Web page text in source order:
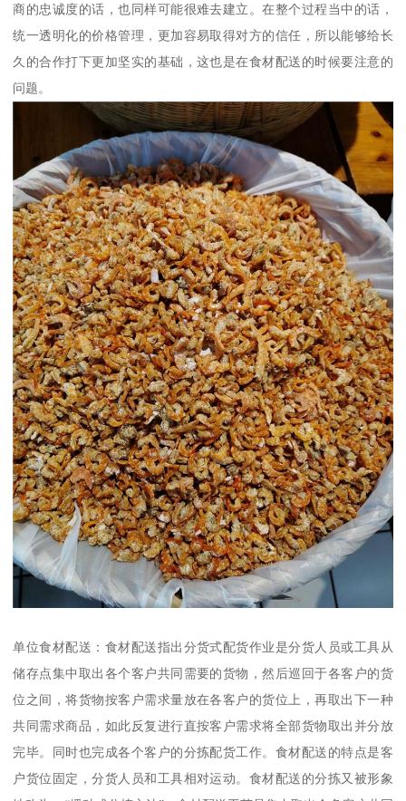
商的忠诚度的话，也同样可能很难去建立。在整个过程当中的话，
统一透明化的价格管理，更加容易取得对方的信任，所以能够给长
久的合作打下更加坚实的基础，这也是在食材配送的时候要注意的
问题。
单位食材配送：食材配送指出分货式配货作业是分货人员或工具从
储存点集中取出各个客户共同需要的货物，然后巡回于各客户的货
位之间，将货物按客户需求量放在各客户的货位上，再取出下一种
共同需求商品，如此反复进行直按客户需求将全部货物取出并分放
完毕。同时也完成各个客户的分拣配货工作。食材配送的特点是客
户货位固定，分货人员和工具相对运动。食材配送的分拣又被形象